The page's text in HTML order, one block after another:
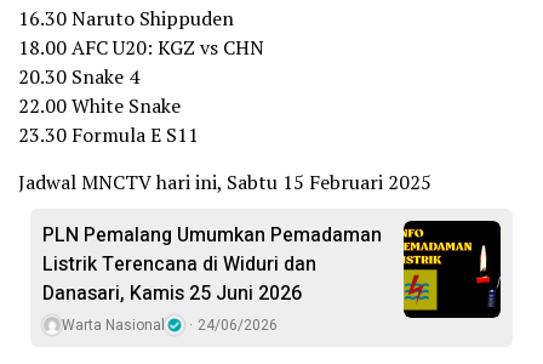
16.30 Naruto Shippuden
18.00 AFC U20: KGZ vs CHN
20.30 Snake 4
22.00 White Snake
23.30 Formula E S11
Jadwal MNCTV hari ini, Sabtu 15 Februari 2025
PLN Pemalang Umumkan Pemadaman
Listrik Terencana di Widuri dan
Danasari, Kamis 25 Juni 2026
Warta Nasional 24/06/2026